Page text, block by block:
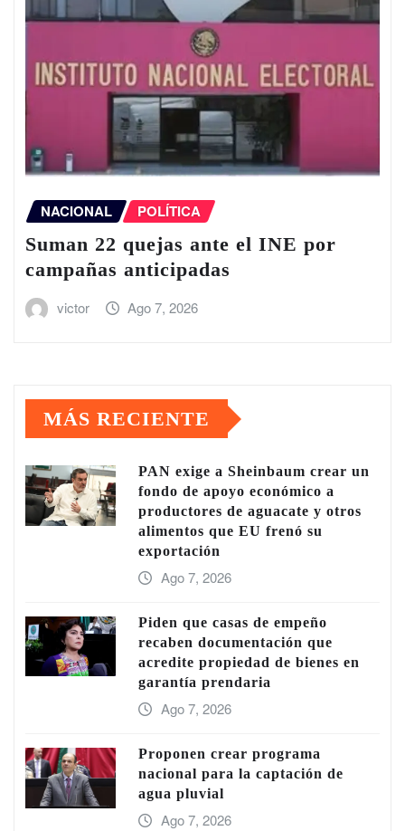
NACIONAL POLÍTICA
Suman 22 quejas ante el INE por
campañas anticipadas
victor Ago 7, 2026
MÁS RECIENTE
PAN exige a Sheinbaum crear un
fondo de apoyo económico a
productores de aguacate y otros
alimentos que EU frenó su
exportación
Ago 7, 2026
Piden que casas de empeño
recaben documentación que
acredite propiedad de bienes en
garantía prendaria
Ago 7, 2026
Proponen crear programa
nacional para la captación de
agua pluvial
Ago 7, 2026